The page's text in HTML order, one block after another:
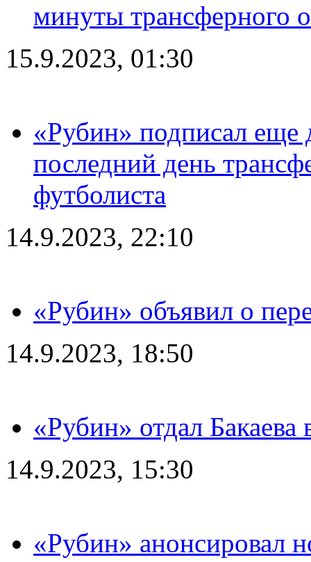
минуты трансферного
15.9.2023, 01:30
«Рубин» подписал еще
последний день
футболиста
14.9.2023, 22:10
«Рубин» объявил о
14.9.2023, 18:50
«Рубин» отдал
14.9.2023, 15:30
«Рубин» анонсировал